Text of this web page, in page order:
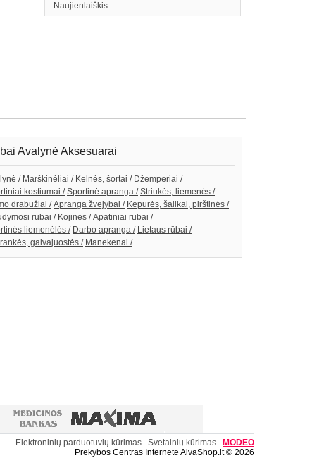
Naujienlaiškis
Avalynė Aksesuarai
/ Marškinėliai / Kelnės, šortai / Džemperiai /
kostiumai / Sportinė apranga / Striukės, liemenės /
drabužiai / Apranga žvejybai / Kepurės, šalikai, pirštinės /
rūbai / Kojinės / Apatiniai rūbai /
liemenėlės / Darbo apranga / Lietaus rūbai /
galvajuostės / Manekenai /
Elektroninių parduotuvių kūrimas Svetainių kūrimas MODEO
Prekybos Centras Internete AivaShop.lt © 2026